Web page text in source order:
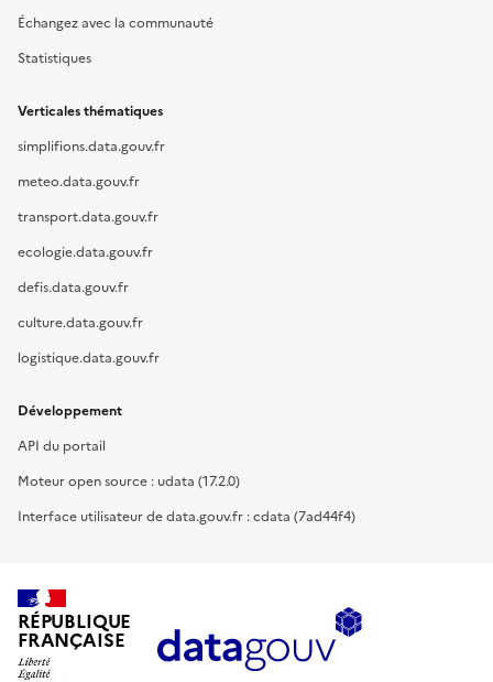
Échangez avec la communauté
Statistiques
Verticales thématiques
simplifions.data.gouv.fr
meteo.data.gouv.fr
transport.data.gouv.fr
ecologie.data.gouv.fr
defis.data.gouv.fr
culture.data.gouv.fr
logistique.data.gouv.fr
Développement
API du portail
Moteur open source : udata (17.2.0)
Interface utilisateur de data.gouv.fr : cdata (7ad44f4)
RÉPUBLIQUE
FRANÇAISE